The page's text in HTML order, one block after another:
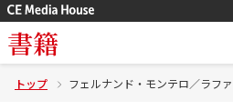
書籍
トップ フェルナンド・モンテロ／ラフ